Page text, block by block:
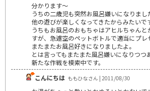
分かります～
うちの二歳児も突然お風呂嫌いになりまし
他の遊びが楽しくなってきたからみたいで
うちもお風呂のおもちゃはアヒルちゃん
すが、急遽空のペットボトルで適当にプレ
またまたお風呂好きになりましたよ。
とは言ってもまたまた風呂嫌いになりつつ
新たな作戦を模索中です。
こんにちは ももひなさん | 2011/08/30